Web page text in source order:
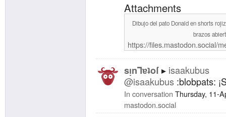
Attachments
Dibujo del pato Donald en shorts
brazos
https://files.mastodon.social/
sᴉnꓶɐʇoſ
isaakubus
@isaakubus :blobpats:
In conversation Thursday, 11-
mastodon.social